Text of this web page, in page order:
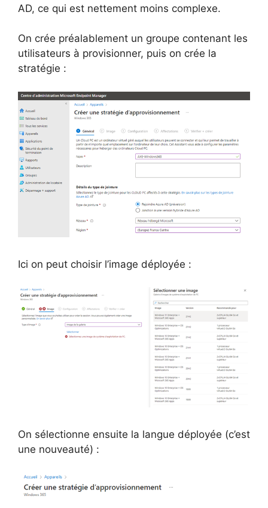
AD, ce qui est nettement moins complexe.
On crée préalablement un groupe contenant les
utilisateurs à provisionner, puis on crée la
stratégie :
Ici on peut choisir l’image déployée :
On sélectionne ensuite la langue déployée (c’est
une nouveauté) :